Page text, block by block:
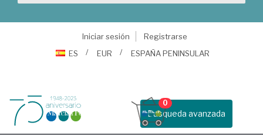
Iniciar sesión
Registrarse
ES
EUR ESPAÑA PENINSULAR
Busqueda avanzada
0